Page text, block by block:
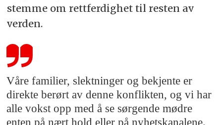
stemme om rettferdighet til resten av
verden.
Våre familier, slektninger og bekjente er
direkte berørt av denne konflikten, og vi har
alle vokst opp med å se sørgende mødre
enten på nært hold eller på nyhetskanalene.